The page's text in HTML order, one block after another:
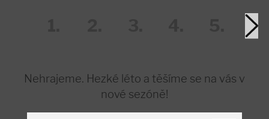
6.
Nehrajeme. Hezké léto a těšíme se na vás v
nové sezóně!